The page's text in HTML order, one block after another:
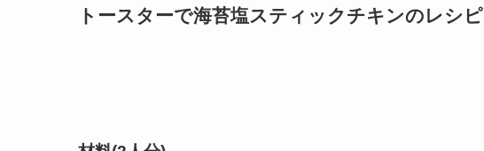
トースターで海苔塩スティックチキンのレシピ